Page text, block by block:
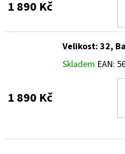
1 890 Kč
Velikost: 32,
Skladem EAN:
1 890 Kč